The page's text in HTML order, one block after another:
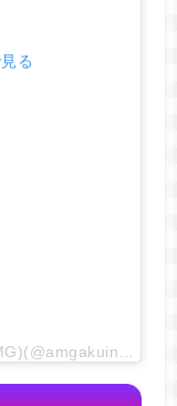
る
アミューズメントメディア総合学院(AMG)(@amgakuin)がシェアした投稿